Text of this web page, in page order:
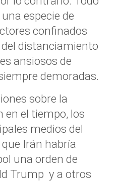
especie de
confinados
distanciamiento
ansiosos de
demoradas.
sobre la
en el tiempo, los
medios del
Irán habría
una orden de
Trump y a otros